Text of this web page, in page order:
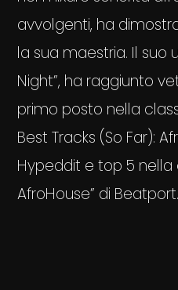
avvolgenti, ha
la sua maestria. Il suo
Night”, ha raggiunto
primo posto nella
Best Tracks (So Far):
Hypeddit e top 5 nella
AfroHouse” di Beatport.